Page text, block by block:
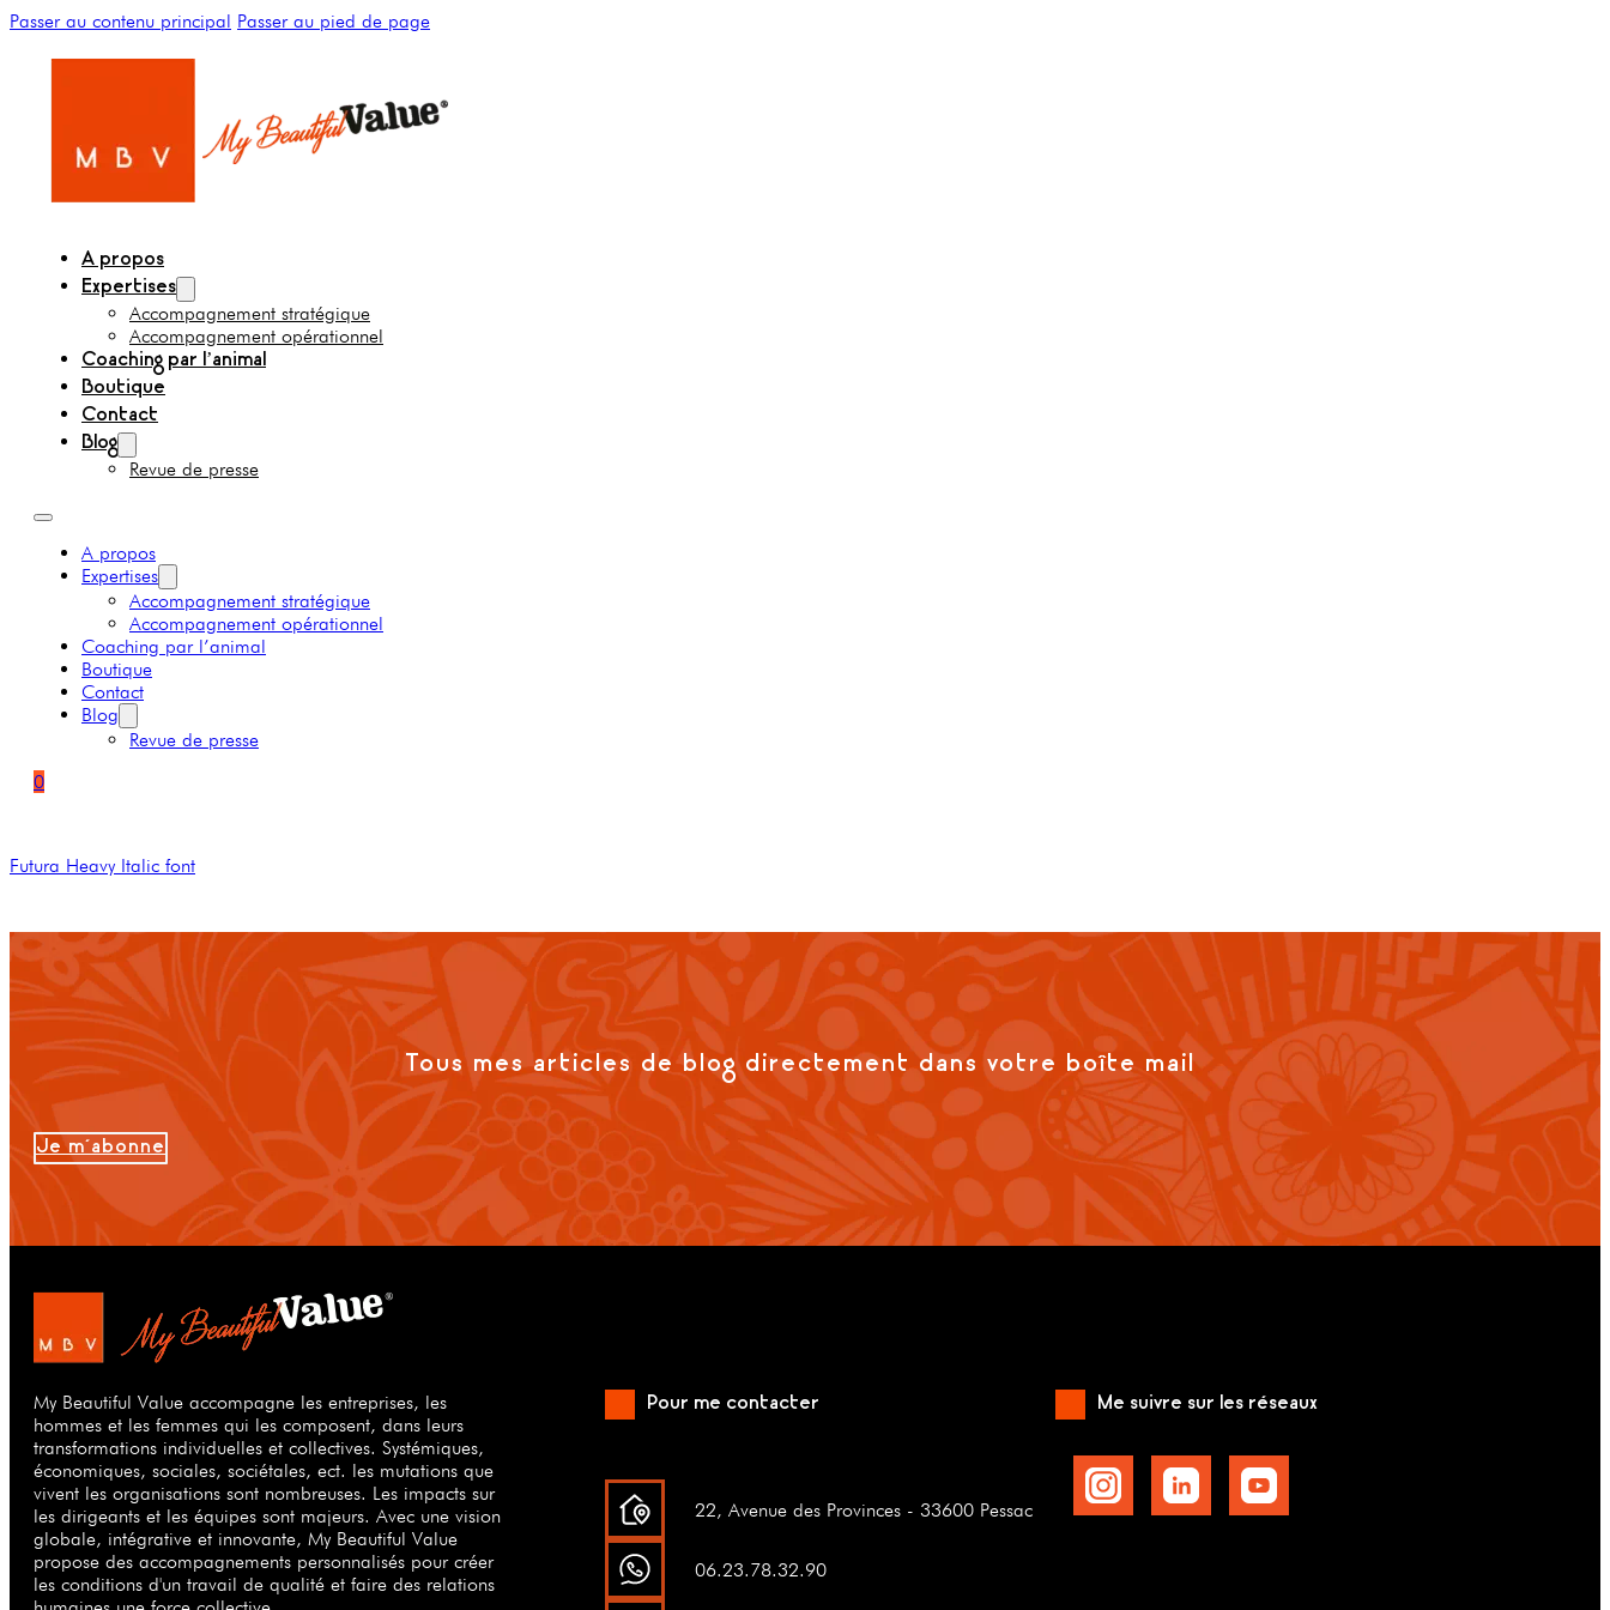
Passer au contenu principal Passer au pied de page
A propos
Expertises
Accompagnement stratégique
Accompagnement opérationnel
Coaching par l’animal
Boutique
Contact
Blog
Revue de presse
A propos
Expertises
Accompagnement stratégique
Accompagnement opérationnel
Coaching par l’animal
Boutique
Contact
Blog
Revue de presse
0
Futura Heavy Italic font
Tous mes articles de blog directement dans votre boîte mail
Je m'abonne
My Beautiful Value accompagne les entreprises, les
hommes et les femmes qui les composent, dans leurs
transformations individuelles et collectives. Systémiques,
économiques, sociales, sociétales, ect. les mutations que
vivent les organisations sont nombreuses. Les impacts sur
les dirigeants et les équipes sont majeurs. Avec une vision
globale, intégrative et innovante, My Beautiful Value
propose des accompagnements personnalisés pour créer
les conditions d'un travail de qualité et faire des relations
Pour me contacter
22, Avenue des Provinces - 33600 Pessac
06.23.78.32.90
Me suivre sur les réseaux